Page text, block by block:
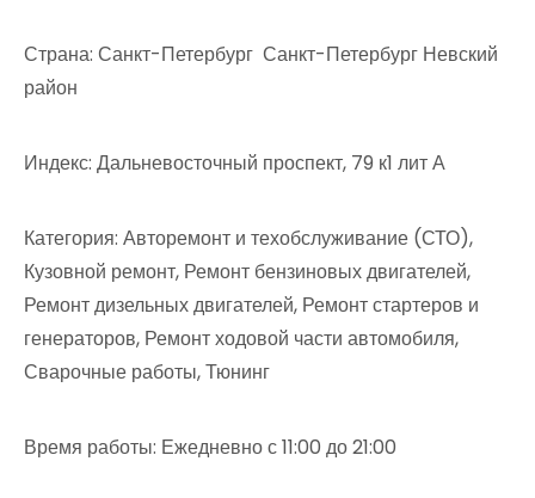
Страна: Санкт-Петербург Санкт-Петербург Невский
район
Индекс: Дальневосточный проспект, 79 к1 лит А
Категория: Авторемонт и техобслуживание (СТО),
Кузовной ремонт, Ремонт бензиновых двигателей,
Ремонт дизельных двигателей, Ремонт стартеров и
генераторов, Ремонт ходовой части автомобиля,
Сварочные работы, Тюнинг
Время работы: Ежедневно с 11:00 до 21:00